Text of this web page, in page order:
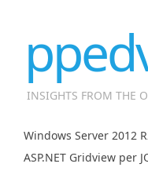
INSIGHTS FROM THE
Windows Server 2012
ASP.NET Gridview per